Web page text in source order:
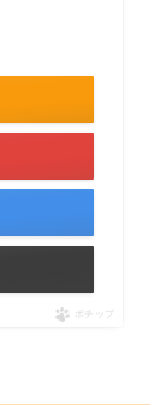
ポチップ